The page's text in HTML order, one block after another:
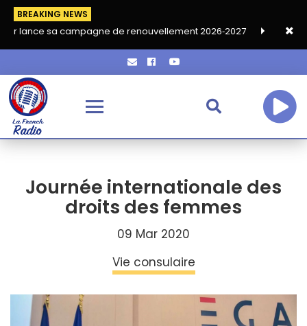
BREAKING NEWS
campagne de renouvellement 2026‑2027 Grand café de
Journée internationale des
droits des femmes
09 Mar 2020
Vie consulaire